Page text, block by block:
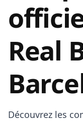
Real
Découvrez les